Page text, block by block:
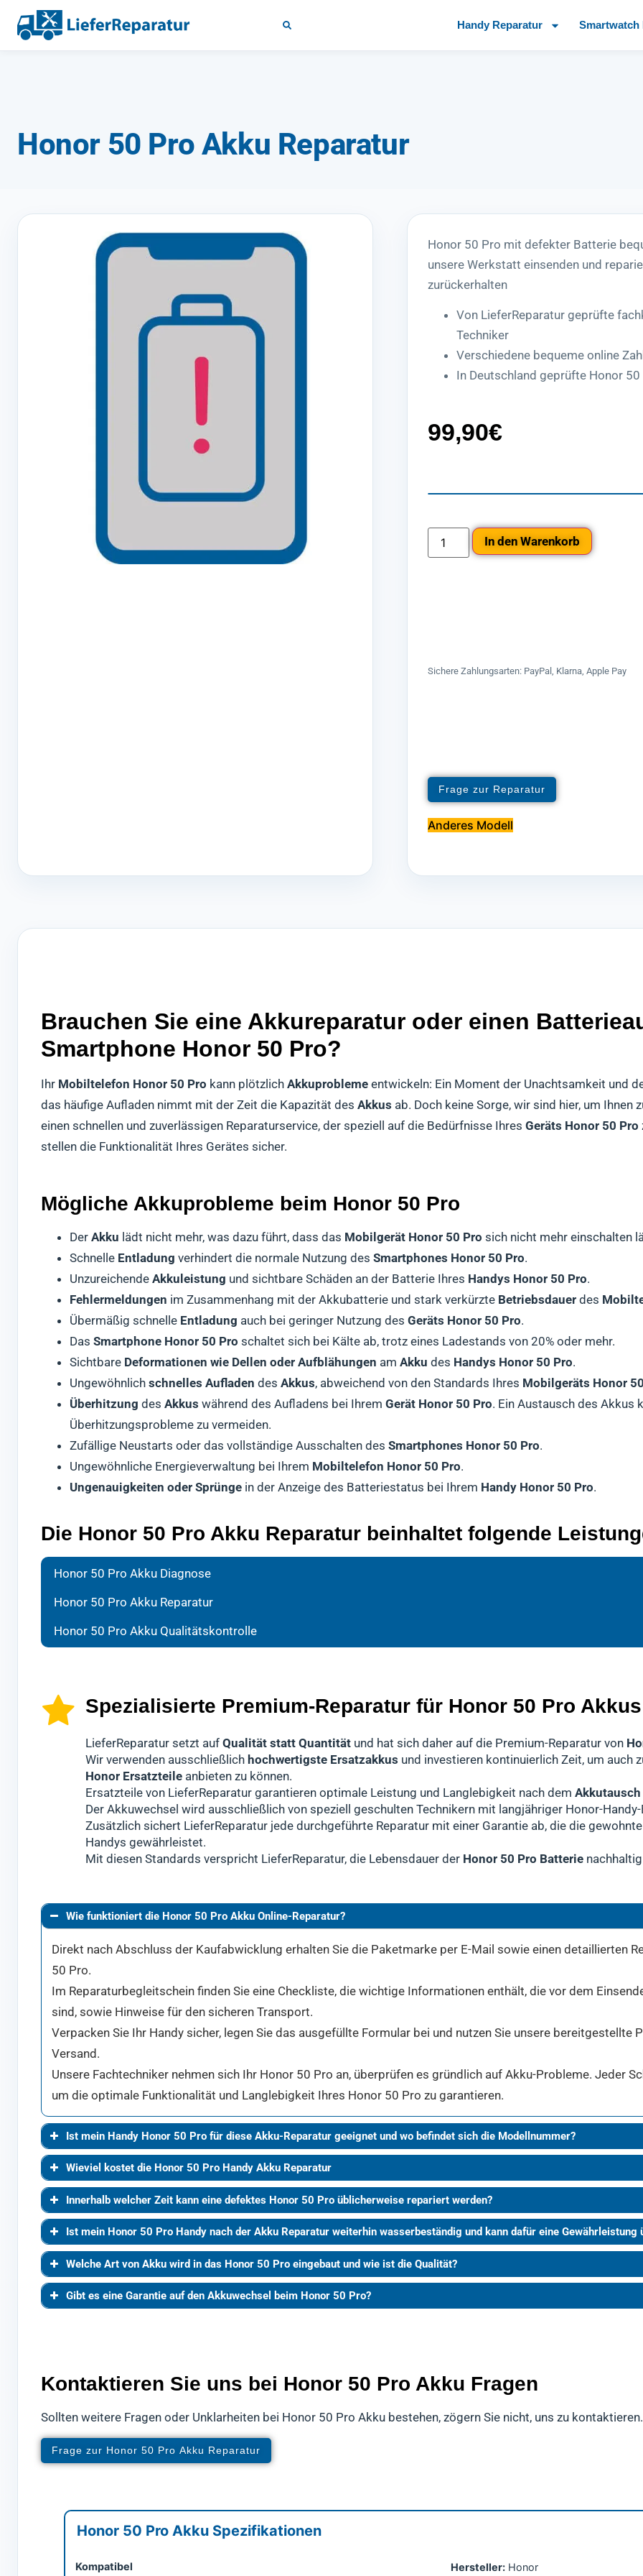
Handy Reparatur Smartwatch
Honor 50 Pro Akku Reparatur
Honor 50 Pro mit defekter Batterie
unsere Werkstatt einsenden und
zurückerhalten
Von LieferReparatur geprüfte
Techniker
Verschiedene bequeme online
In Deutschland geprüfte Honor
99,90€
In den Warenkorb
Sichere Zahlungsarten: PayPal, Klarna, Apple Pay
Frage zur Reparatur
Anderes Modell
Brauchen Sie eine Akkureparatur oder einen
Smartphone Honor 50 Pro?
Ihr Mobiltelefon Honor 50 Pro kann plötzlich Akkuprobleme entwickeln: Ein Moment der Unachtsamkeit und
das häufige Aufladen nimmt mit der Zeit die Kapazität des Akkus ab. Doch keine Sorge, wir sind hier, um Ihnen
einen schnellen und zuverlässigen Reparaturservice, der speziell auf die Bedürfnisse Ihres Geräts Honor 50 Pro
stellen die Funktionalität Ihres Gerätes sicher.
Mögliche Akkuprobleme beim Honor 50 Pro
Der Akku lädt nicht mehr, was dazu führt, dass das Mobilgerät Honor 50 Pro sich nicht mehr einschalten
Schnelle Entladung verhindert die normale Nutzung des Smartphones Honor 50 Pro.
Unzureichende Akkuleistung und sichtbare Schäden an der Batterie Ihres Handys Honor 50 Pro.
Fehlermeldungen im Zusammenhang mit der Akkubatterie und stark verkürzte Betriebsdauer des
Übermäßig schnelle Entladung auch bei geringer Nutzung des Geräts Honor 50 Pro.
Das Smartphone Honor 50 Pro schaltet sich bei Kälte ab, trotz eines Ladestands von 20% oder mehr.
Sichtbare Deformationen wie Dellen oder Aufblähungen am Akku des Handys Honor 50 Pro.
Ungewöhnlich schnelles Aufladen des Akkus, abweichend von den Standards Ihres Mobilgeräts Honor
Überhitzung des Akkus während des Aufladens bei Ihrem Gerät Honor 50 Pro. Ein Austausch des Akkus
Überhitzungsprobleme zu vermeiden.
Zufällige Neustarts oder das vollständige Ausschalten des Smartphones Honor 50 Pro.
Ungewöhnliche Energieverwaltung bei Ihrem Mobiltelefon Honor 50 Pro.
Ungenauigkeiten oder Sprünge in der Anzeige des Batteriestatus bei Ihrem Handy Honor 50 Pro.
Die Honor 50 Pro Akku Reparatur beinhaltet folgende
Honor 50 Pro Akku Diagnose
Honor 50 Pro Akku Reparatur
Honor 50 Pro Akku Qualitätskontrolle
Sollte das Problem nicht ausschließlich amAkkuliegen, werden
50 Proentfernt und durch einen hochwertigen Premiumakku
Dieser Prozess minimiert ärgerliche Reklamationen, die sonst
Spezialisierte Premium-Reparatur für Honor 50 Pro Akkus
LieferReparatur setzt auf Qualität statt Quantität und hat sich daher auf die Premium-Reparatur von
Wir verwenden ausschließlich hochwertigste Ersatzakkus und investieren kontinuierlich Zeit, um auch
Honor Ersatzteile anbieten zu können.
Ersatzteile von LieferReparatur garantieren optimale Leistung und Langlebigkeit nach dem Akkutausch
Der Akkuwechsel wird ausschließlich von speziell geschulten Technikern mit langjähriger Honor-
Zusätzlich sichert LieferReparatur jede durchgeführte Reparatur mit einer Garantie ab, die die
Handys gewährleistet.
Mit diesen Standards verspricht LieferReparatur, die Lebensdauer der Honor 50 Pro Batterie
Wie funktioniert die Honor 50 Pro Akku Online-Reparatur?
Direkt nach Abschluss der Kaufabwicklung erhalten Sie die Paketmarke per E-Mail sowie einen detaillierten
50 Pro.
Im Reparaturbegleitschein finden Sie eine Checkliste, die wichtige Informationen enthält, die vor dem
sind, sowie Hinweise für den sicheren Transport.
Verpacken Sie Ihr Handy sicher, legen Sie das ausgefüllte Formular bei und nutzen Sie unsere bereitgestellte
Versand.
Unsere Fachtechniker nehmen sich Ihr Honor 50 Pro an, überprüfen es gründlich auf Akku-Probleme. Jeder
um die optimale Funktionalität und Langlebigkeit Ihres Honor 50 Pro zu garantieren.
Ist mein Handy Honor 50 Pro für diese Akku-Reparatur geeignet und wo befindet sich die Modellnummer?
Wieviel kostet die Honor 50 Pro Handy Akku Reparatur
Innerhalb welcher Zeit kann eine defektes Honor 50 Pro üblicherweise repariert werden?
Ist mein Honor 50 Pro Handy nach der Akku Reparatur weiterhin wasserbeständig und kann dafür eine Gewährleistung
Welche Art von Akku wird in das Honor 50 Pro eingebaut und wie ist die Qualität?
Gibt es eine Garantie auf den Akkuwechsel beim Honor 50 Pro?
Kontaktieren Sie uns bei Honor 50 Pro Akku Fragen
Sollten weitere Fragen oder Unklarheiten bei Honor 50 Pro Akku bestehen, zögern Sie nicht, uns zu kontaktieren.
Frage zur Honor 50 Pro Akku Reparatur
Honor 50 Pro Akku Spezifikationen
Kompatibel Hersteller: Honor